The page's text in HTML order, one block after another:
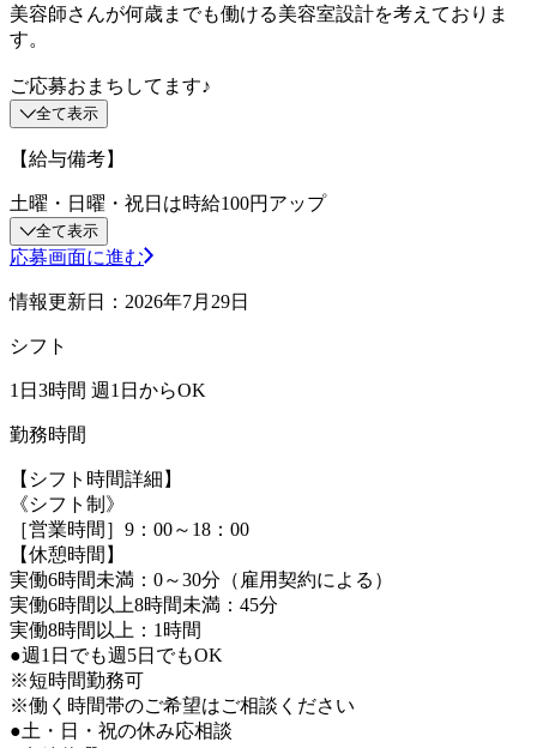
美容師さんが何歳までも働ける美容室設計を考えておりま
す。
ご応募おまちしてます♪
全て表示
【給与備考】
土曜・日曜・祝日は時給100円アップ
全て表示
応募画面に進む
情報更新日：2026年7月29日
シフト
1日3時間 週1日からOK
勤務時間
【シフト時間詳細】
《シフト制》
［営業時間］9：00～18：00
【休憩時間】
実働6時間未満：0～30分（雇用契約による）
実働6時間以上8時間未満：45分
実働8時間以上：1時間
●週1日でも週5日でもOK
※短時間勤務可
※働く時間帯のご希望はご相談ください
●土・日・祝の休み応相談